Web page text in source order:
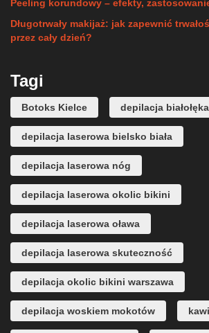
Peeling korundowy – efekty,
Długotrwały makijaż: jak zapewnić
przez cały dzień?
Tagi
Botoks Kielce depilacja białołęka
depilacja laserowa bielsko biała
depilacja laserowa nóg
depilacja laserowa okolic bikini
depilacja laserowa oława
depilacja laserowa skuteczność
depilacja okolic bikini warszawa
depilacja woskiem mokotów